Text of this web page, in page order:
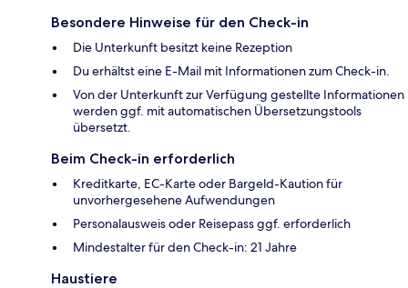
Besondere Hinweise für den Check-in
Die Unterkunft besitzt keine Rezeption
Du erhältst eine E-Mail mit Informationen zum Check-in.
Von der Unterkunft zur Verfügung gestellte Informationen
werden ggf. mit automatischen Übersetzungstools
übersetzt.
Beim Check-in erforderlich
Kreditkarte, EC-Karte oder Bargeld-Kaution für
unvorhergesehene Aufwendungen
Personalausweis oder Reisepass ggf. erforderlich
Mindestalter für den Check-in: 21 Jahre
Haustiere